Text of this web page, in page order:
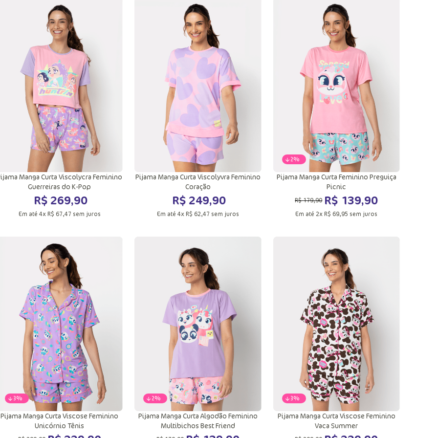
M
GG
Adicionar a sacola
P M
GG
Adicionar a sacola Adicionar a sacola
Adicionar a sacola
Manga Curta Viscolycra Feminino
Guerreiras do K-Pop
R$ 269,90
Em até 4xR$ 67,47 sem juros
P M
GG
Adicionar a sacola
Pijama Manga Curta Viscolyvra Feminino
Coração
R$ 249,90
Em até 4xR$ 62,47 sem juros
-22%
P G
Adicionar a sacola
Pijama Manga Curta Feminino Preguiça
Picnic
R$179,90 R$ 139,90
Em até 2xR$ 69,95 sem juros
-23%
Pijama Manga Curta Viscose Feminino
Unicórnio Tênis
-22%
Pijama Manga Curta Algodão Feminino
Multibichos Best Friend
-23%
Pijama Manga Curta Viscose Feminino
Vaca Summer